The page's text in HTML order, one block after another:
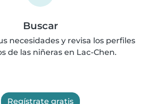
Buscar
necesidades y revisa los perfiles
de las niñeras en Lac-Chen.
Regístrate gratis